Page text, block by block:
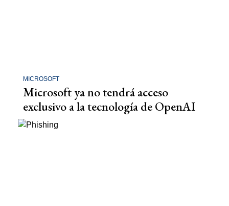
MICROSOFT
Microsoft ya no tendrá acceso
exclusivo a la tecnología de OpenAI